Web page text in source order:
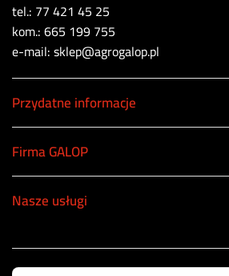
tel.: 77 421 45 25
kom.: 665 199 755
e-mail: sklep@agrogalop.pl
Przydatne informacje
Firma GALOP
Nasze usługi